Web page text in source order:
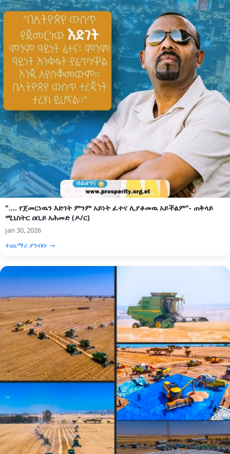
".... የጀመርነዉን እድገት ምንም አይነት ፈተና ሊያቆመዉ አይችልም"- ጠቅላይ
ሚኒስትር ዐቢይ አሕመድ (ዶ/ር)
Jan 30, 2026
ተጨማሪ ያንብቡ →